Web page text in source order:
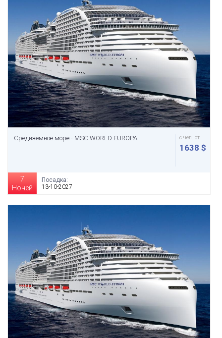
Средиземное море - MSC WORLD EUROPA с чел. от
1638 $
7
Ночей
Посадка:
13-10-2027